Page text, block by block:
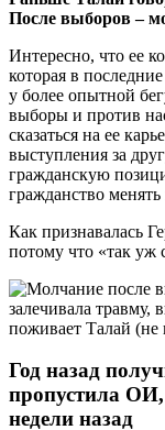
После выборов –
Интересно, что ее
которая в
у более опытной
выборы и против
сказаться на ее
выступления за
гражданскую
гражданство
Как признавалась
потому что «так уж
Год назад
пропустила
недели назад